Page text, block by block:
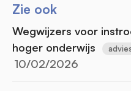
Zie ook
Wegwijzers voor
hoger onderwijs
10/02/2026